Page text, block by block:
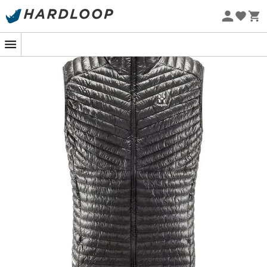
Promos d'été 🔥 -5 % EXTRA dès 2 produits* code Summer5
-5% Extra - Code Summer5
Restez au chaud, un gilet dans la peau !
Pour les aventuriers qui aiment les sommets enneigés
ou les balades frisquettes, legilet homme
Haglöfsest votre allié parfait. Cette
combine légèreté et isolation, idéale
pour les occasions où le thermomètre a des caprices.
De quoi vous donner des ailes pour explorer les